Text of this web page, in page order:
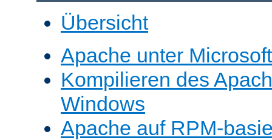
Übersicht
Apache unter
Kompilieren des
Windows
Apache auf RPM-